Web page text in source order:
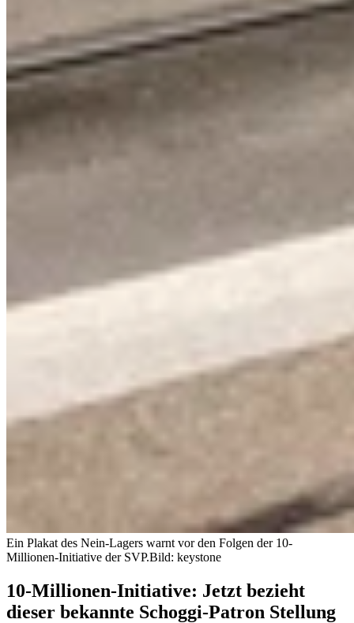
Ein Plakat des Nein-Lagers warnt vor den Folgen der 10-
Millionen-Initiative der SVP.Bild: keystone
10-Millionen-Initiative: Jetzt bezieht
dieser bekannte Schoggi-Patron Stellung